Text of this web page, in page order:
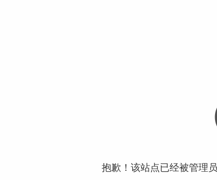
抱歉！该站点已经被管理